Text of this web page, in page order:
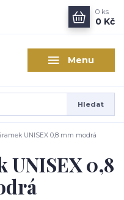
Menu
Hledat
0 ks
0 Kč
UNISEX 0,8 mm modrá
UNISEX 0,8